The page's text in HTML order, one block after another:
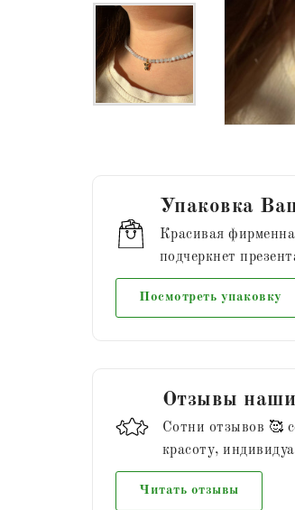
Упаковка
Красивая
подчеркнет
Посмотреть упаковку
Отзывы
Сотни отзывов 🥰
красоту,
Читать отзывы